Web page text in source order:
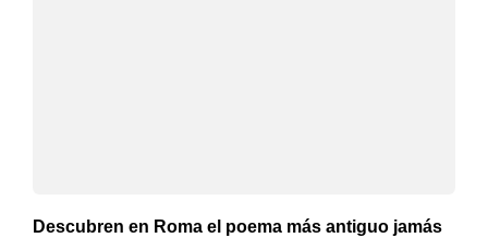
Descubren en Roma el poema más antiguo jamás